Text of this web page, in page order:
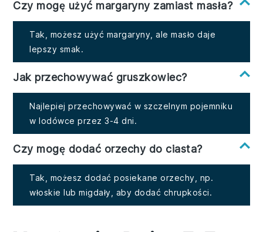
Czy mogę użyć margaryny zamiast masła?
Tak, możesz użyć margaryny, ale masło daje
lepszy smak.
Jak przechowywać gruszkowiec?
Najlepiej przechowywać w szczelnym pojemniku
w lodówce przez 3-4 dni.
Czy mogę dodać orzechy do ciasta?
Tak, możesz dodać posiekane orzechy, np.
włoskie lub migdały, aby dodać chrupkości.